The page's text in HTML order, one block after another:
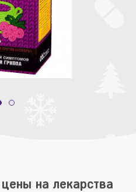
на лекарства